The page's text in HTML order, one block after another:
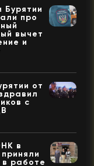
Бурятии
про
вычет
и
от
с
в
в работе